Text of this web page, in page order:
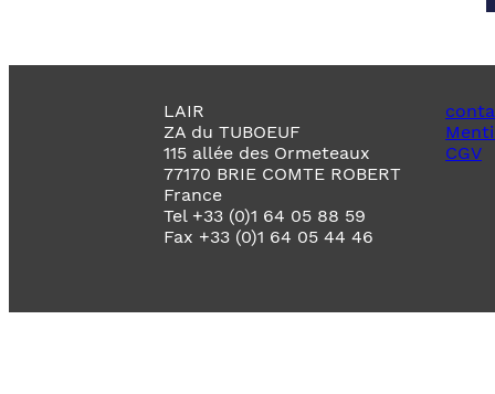
LAIR
ZA du TUBOEUF
115 allée des Ormeteaux
77170 BRIE COMTE ROBERT
France
Tel +33 (0)1 64 05 88 59
Fax +33 (0)1 64 05 44 46
CGV